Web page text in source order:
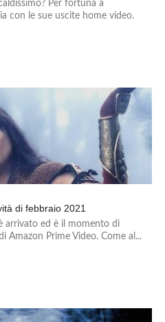
Per fortuna a
con le sue uscite home video.
di febbraio 2021
arrivato ed è il momento di
Amazon Prime Video. Come al...